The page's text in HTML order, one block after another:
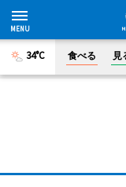
34°C 食べる 見